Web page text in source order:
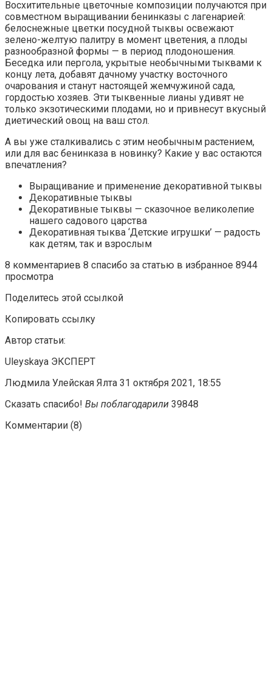
Восхитительные цветочные композиции получаются при
совместном выращивании бенинказы с лагенарией:
белоснежные цветки посудной тыквы освежают
зелено-желтую палитру в момент цветения, а плоды
разнообразной формы — в период плодоношения.
Беседка или пергола, укрытые необычными тыквами к
концу лета, добавят дачному участку восточного
очарования и станут настоящей жемчужиной сада,
гордостью хозяев. Эти тыквенные лианы удивят не
только экзотическими плодами, но и привнесут вкусный
диетический овощ на ваш стол.
А вы уже сталкивались с этим необычным растением,
или для вас бенинказа в новинку? Какие у вас остаются
впечатления?
Выращивание и применение декоративной тыквы
Декоративные тыквы
Декоративные тыквы — сказочное великолепие
нашего садового царства
Декоративная тыква ‘Детские игрушки’ — радость
как детям, так и взрослым
8 комментариев 8 спасибо за статью в избранное 8944
просмотра
Поделитесь этой ссылкой
Копировать ссылку
Автор статьи:
Uleyskaya ЭКСПЕРТ
Людмила Улейская Ялта 31 октября 2021, 18:55
Сказать спасибо! Вы поблагодарили 39848
Комментарии (8)